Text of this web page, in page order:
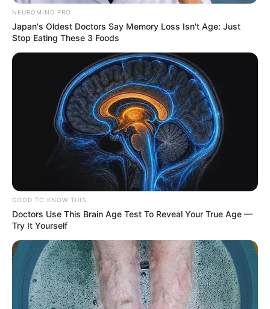
NEUROMIND PRO
Japan's Oldest Doctors Say Memory Loss Isn't Age: Just
Stop Eating These 3 Foods
GOOD TO KNOW THIS
Doctors Use This Brain Age Test To Reveal Your True Age —
Try It Yourself